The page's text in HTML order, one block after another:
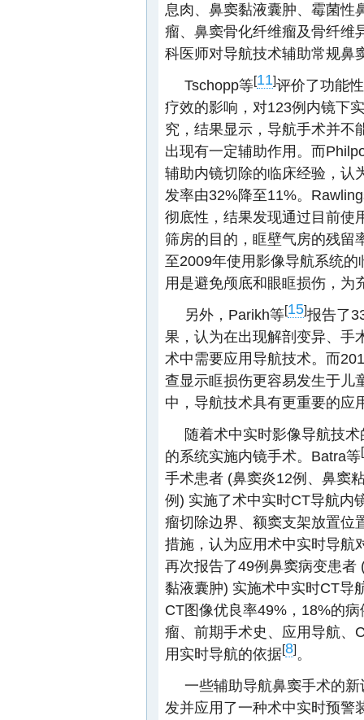
息肉、鼻窦黏液囊肿、霉菌性
瘤、鼻窦骨化纤维瘤及骨纤维
科医师对导航技术辅助常规鼻
Tschopp等[11]评价了功能
疗效的影响，对123例内镜下
究，结果显示，导航手术并不
出现有一定辅助作用。而
辅助内镜切除的临床经验，认
发率由32%降至11%。
彻底性，结果发现通过目前使
筛房的目的，眶壁气房的残留
至2009年使用影像导航系统
用是避免颅底和眼眶损伤，为
另外，Parikh等[15]报告了
果，认为在出现解剖变异、手
术中需要应用导航技术。而
查显示眶损伤更容易发生于儿
中，导航技术具有更重要的应
随着术中实时影像导航技
的系统实施内镜手术。Batra等[
手术患者 (鼻窦炎12例、鼻窦
例) 实施了术中实时CT导航内
瘤切除边界、额窦支架放置位
措施，认为应用术中实时导航
再次报告了49例鼻窦病变患
黏液囊肿) 实施术中实时CT导
CT图像优良率49%，18%的
瘤、前期手术史、应用导航、
用实时导航的依据[8]。
一些辅助导航鼻窦手术的
发并应用了一种术中实时预警